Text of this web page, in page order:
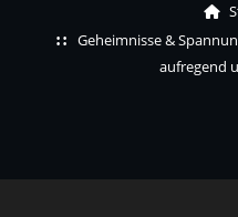
Geheimnisse &
aufregend